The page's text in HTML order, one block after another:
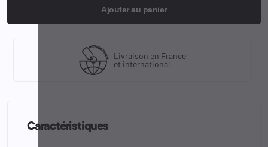
Ajouter au panier
Livraison en France
et international
Caractéristiques